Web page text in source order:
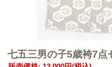
七五三男の子5歳袴7点